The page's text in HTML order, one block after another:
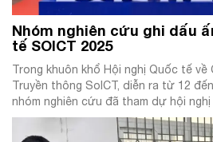
Nhóm nghiên cứu ghi dấu
tế SOICT 2025
Trong khuôn khổ Hội nghị Quốc tế về
Truyền thông SoICT, diễn ra từ 12
nhóm nghiên cứu đã tham dự hội
được chấp nhận và trình bày tại
cứu tại SOICT Nhóm nghiên […]